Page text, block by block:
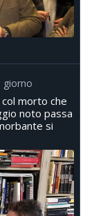
giorno
morto che
noto passa
si